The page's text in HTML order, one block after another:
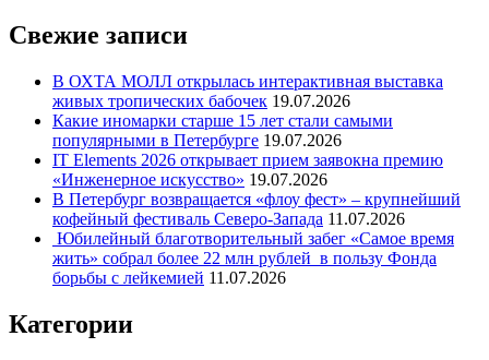
Свежие записи
В ОХТА МОЛЛ открылась интерактивная выставка
живых тропических бабочек 19.07.2026
Какие иномарки старше 15 лет стали самыми
популярными в Петербурге 19.07.2026
IT Elements 2026 открывает прием заявокна премию
«Инженерное искусство» 19.07.2026
В Петербург возвращается «флоу фест» – крупнейший
кофейный фестиваль Северо-Запада 11.07.2026
Юбилейный благотворительный забег «Самое время
жить» собрал более 22 млн рублей в пользу Фонда
борьбы с лейкемией 11.07.2026
Категории